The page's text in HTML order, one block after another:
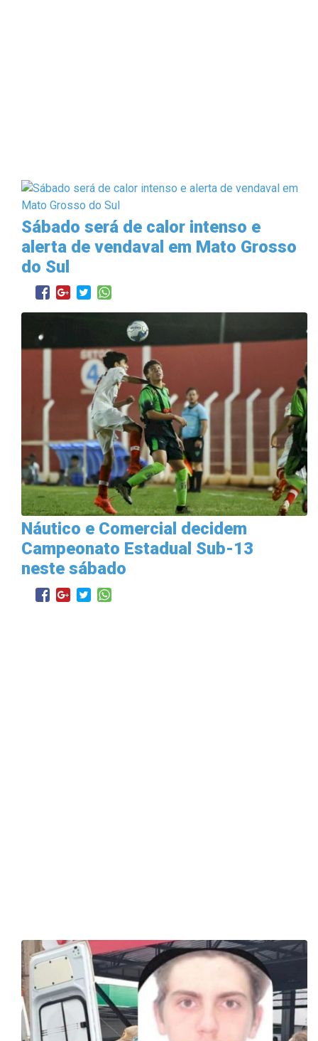
Sábado será de calor intenso e
alerta de vendaval em Mato Grosso
do Sul
Náutico e Comercial decidem
Campeonato Estadual Sub-13
neste sábado